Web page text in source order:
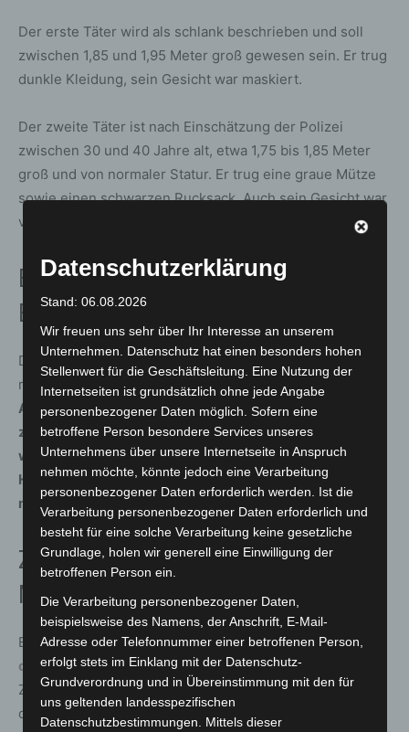
Der erste Täter wird als schlank beschrieben und soll
zwischen 1,85 und 1,95 Meter groß gewesen sein. Er trug
dunkle Kleidung, sein Gesicht war maskiert.
Der zweite Täter ist nach Einschätzung der Polizei
zwischen 30 und 40 Jahre alt, etwa 1,75 bis 1,85 Meter
groß und von normaler Statur. Er trug eine graue Mütze
sowie einen schwarzen Rucksack. Auch sein Gesicht war
verdeckt.
Ermittlungen wegen räuberischer
Erpressung
Die Polizei hat ein Ermittlungsverfahren wegen
räuberischer Erpressung eingeleitet.
Zeugen, die
Angaben zum Tatgeschehen, zur Fluchtrichtung oder
zu den beschriebenen Personen machen können,
werden gebeten, sich beim Kriminaldauerdienst
Hannover unter der Telefonnummer 0511 109-5555 zu
melden.
Zweiter Überfall innerhalb eines
Monats
Es handelt sich bereits um denzweiten Überfall auf
diesen Supermarktinnerhalb dieses Monats. Ob ein
Zusammenhang zwischen den beiden Taten besteht, ist
derzeit Gegenstand der laufenden Ermittlungen.
Datenschutzerklärung
Stand: 06.08.2026
Wir freuen uns sehr über Ihr Interesse an unserem
Unternehmen. Datenschutz hat einen besonders hohen
Stellenwert für die Geschäftsleitung. Eine Nutzung der
Internetseiten ist grundsätzlich ohne jede Angabe
personenbezogener Daten möglich. Sofern eine
betroffene Person besondere Services unseres
Unternehmens über unsere Internetseite in Anspruch
nehmen möchte, könnte jedoch eine Verarbeitung
personenbezogener Daten erforderlich werden. Ist die
Verarbeitung personenbezogener Daten erforderlich und
besteht für eine solche Verarbeitung keine gesetzliche
Grundlage, holen wir generell eine Einwilligung der
betroffenen Person ein.
Die Verarbeitung personenbezogener Daten,
beispielsweise des Namens, der Anschrift, E-Mail-
Adresse oder Telefonnummer einer betroffenen Person,
erfolgt stets im Einklang mit der Datenschutz-
Grundverordnung und in Übereinstimmung mit den für
uns geltenden landesspezifischen
Datenschutzbestimmungen. Mittels dieser